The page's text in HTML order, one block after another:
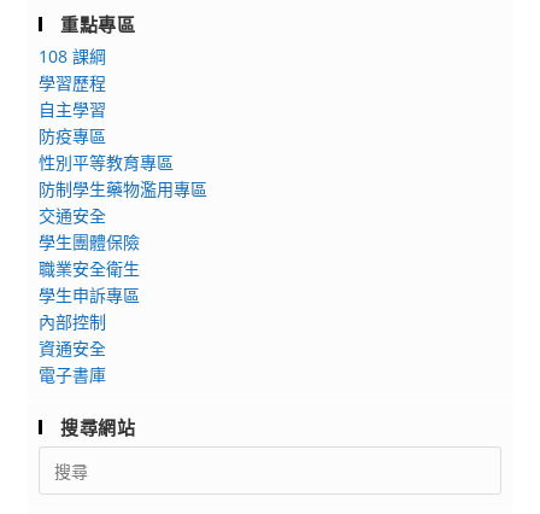
重點專區
108 課綱
學習歷程
自主學習
防疫專區
性別平等教育專區
防制學生藥物濫用專區
交通安全
學生團體保險
職業安全衛生
學生申訴專區
內部控制
資通安全
電子書庫
搜尋網站
Search
for: